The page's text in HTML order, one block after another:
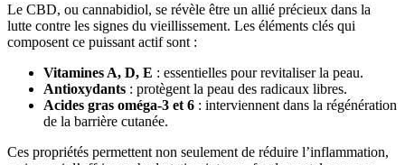
Le CBD, ou cannabidiol, se révèle être un allié précieux dans la
lutte contre les signes du vieillissement. Les éléments clés qui
composent ce puissant actif sont :
Vitamines A, D, E : essentielles pour revitaliser la peau.
Antioxydants : protègent la peau des radicaux libres.
Acides gras oméga-3 et 6 : interviennent dans la régénération
de la barrière cutanée.
Ces propriétés permettent non seulement de réduire l’inflammation,